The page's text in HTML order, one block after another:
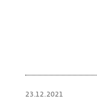
23.12.2021